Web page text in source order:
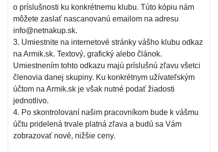
o príslušnosti ku konkrétnemu klubu. Túto kópiu nám
môžete zaslať nascanovanú emailom na adresu
info@netnakup.sk.
3. Umiestnite na internetové stránky vášho klubu odkaz
na Armik.sk. Textový, grafický alebo článok.
Umiestnením tohto odkazu majú príslušnú zľavu všetci
členovia danej skupiny. Ku konkrétnym užívateľským
účtom na Armik.sk je však nutné podať žiadosti
jednotlivo.
4. Po skontrolovaní našim pracovníkom bude k vášmu
účtu pridelená trvale platná zľava a budú sa Vám
zobrazovať nové, nižšie ceny.